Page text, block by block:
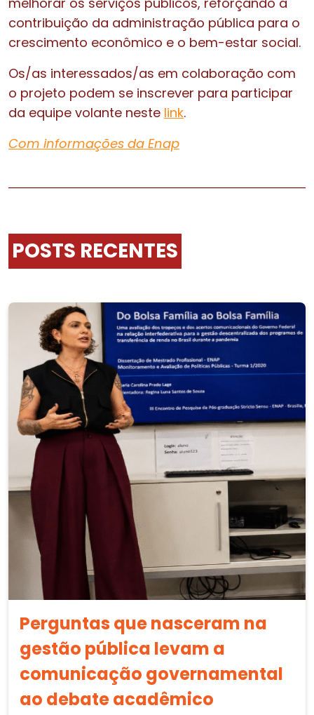
contribuição da administração pública para o
crescimento econômico e o bem-estar social.
Os/as interessados/as em colaboração com
o projeto podem se inscrever para participar
da equipe volante neste link.
Com informações da Enap
POSTS RECENTES
Perguntas que nasceram na
gestão pública levam a
comunicação governamental
ao debate acadêmico